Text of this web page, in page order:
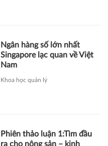
Ngân hàng số lớn nhất
Singapore lạc quan về Việt
Nam
Khoa học quản lý
Phiên thảo luận 1:Tìm đầu
ra cho nông sản – kinh